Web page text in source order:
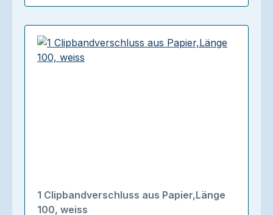
1 Clipbandverschluss aus Papier,Länge
100, weiss